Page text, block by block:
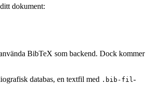
dokument:
BibTeX som backend. Dock kommer
databas, en textfil med .bib-fil -